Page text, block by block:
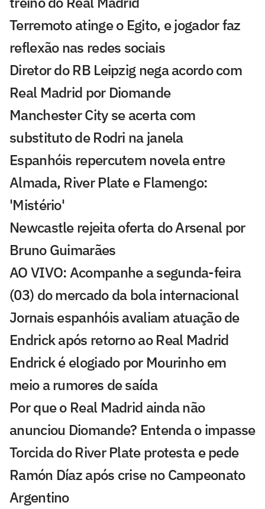
Terremoto atinge o Egito, e jogador faz
reflexão nas redes sociais
Diretor do RB Leipzig nega acordo com
Real Madrid por Diomande
Manchester City se acerta com
substituto de Rodri na janela
Espanhóis repercutem novela entre
Almada, River Plate e Flamengo:
'Mistério'
Newcastle rejeita oferta do Arsenal por
Bruno Guimarães
AO VIVO: Acompanhe a segunda-feira
(03) do mercado da bola internacional
Jornais espanhóis avaliam atuação de
Endrick após retorno ao Real Madrid
Endrick é elogiado por Mourinho em
meio a rumores de saída
Por que o Real Madrid ainda não
anunciou Diomande? Entenda o impasse
Torcida do River Plate protesta e pede
Ramón Díaz após crise no Campeonato
Argentino